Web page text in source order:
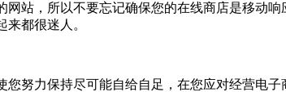
，所以不要忘记确保您的在线商店是移动响
都很迷人。
力保持尽可能自给自足，在您应对经营电子